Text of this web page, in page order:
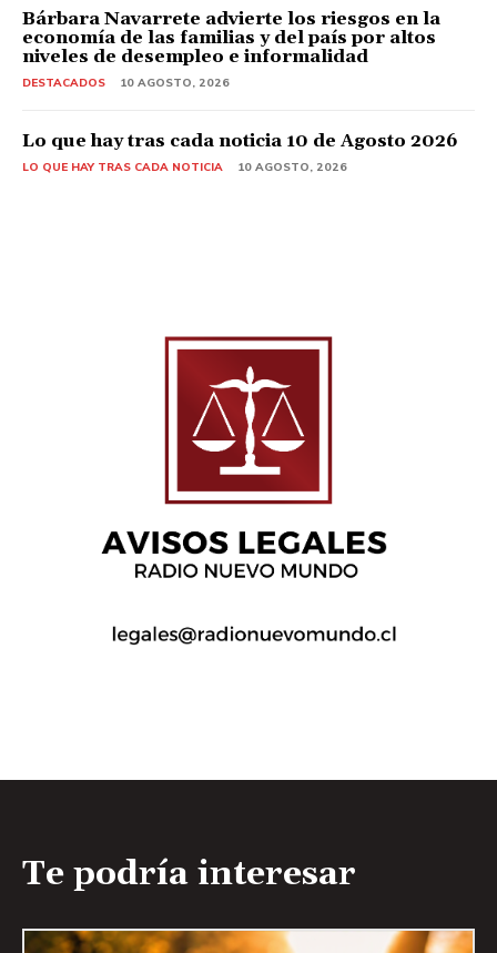
Bárbara Navarrete advierte los riesgos en la
economía de las familias y del país por altos
niveles de desempleo e informalidad
DESTACADOS 10 AGOSTO, 2026
Lo que hay tras cada noticia 10 de Agosto 2026
LO QUE HAY TRAS CADA NOTICIA 10 AGOSTO, 2026
Te podría interesar